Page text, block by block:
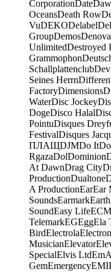
CorporationDate
OceansDeath Row
VuDEKODelabel
GroupDemos
UnlimitedDestroyed
Grammophon
Schallplattenclub
Seines Herrn
FactoryDimensions
WaterDisc Jockey
DogeDisco Halal
PointuDisques
FestivalDisques
ПЛАЩDJMDo It
RgazaDolDominion
At DawnDrag City
ProductionDualtone
A ProductionEarEar
SoundsEarmarkEarth
SoundEasy Life
TelemarkEGEggEla
BirdElectrola
MusicianElevator
SpecialElvis Ltd
GemEmergencyEMI